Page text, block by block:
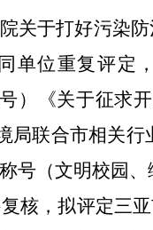
关于打好污染
单位重复评定
号） 《关于征求
局联合市相关行
号 （文明校园
核，拟评定三